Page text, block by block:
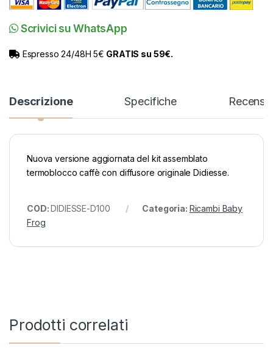
Scrivici su WhatsApp
Espresso 24/48H 5€ GRATIS su 59€.
Descrizione Specifiche
Nuova versione aggiornata del kit assemblato
termoblocco caffè con diffusore originale Didiesse.
COD:DIDIESSE-D100 Categoria: Ricambi Baby
Frog
Prodotti correlati